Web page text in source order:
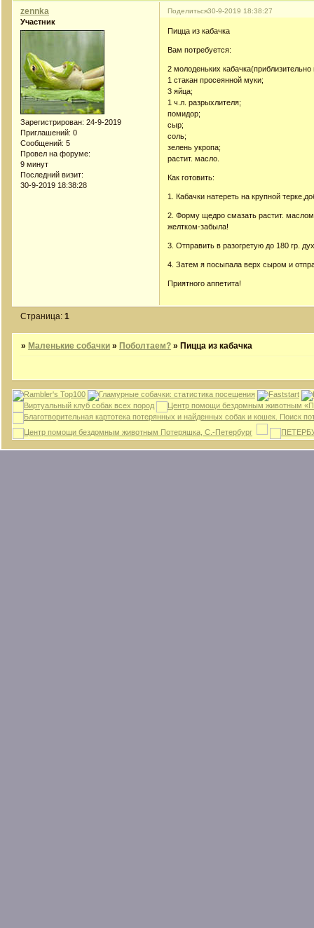
Поделиться30-9-2019 18:38:27
zennka
Участник
Зарегистрирован: 24-9-2019
Приглашений: 0
Сообщений: 5
Провел на форуме:
9 минут
Последний визит:
30-9-2019 18:38:28
Пицца из кабачка
Вам потребуется:
2 молоденьких кабачка(приблизительно
1 стакан просеянной муки;
3 яйца;
1 ч.л. разрыхлителя;
помидор;
сыр;
соль;
зелень укропа;
растит. масло.
Как готовить:
1. Кабачки натереть на крупной
2. Форму щедро смазать растит.
желтком-забыла!
3. Отправить в разогретую до 180 гр.
4. Затем я посыпала верх сыром и
Приятного аппетита!
Страница:1
» Маленькие собачки » Поболтаем? »Пицца из кабачка